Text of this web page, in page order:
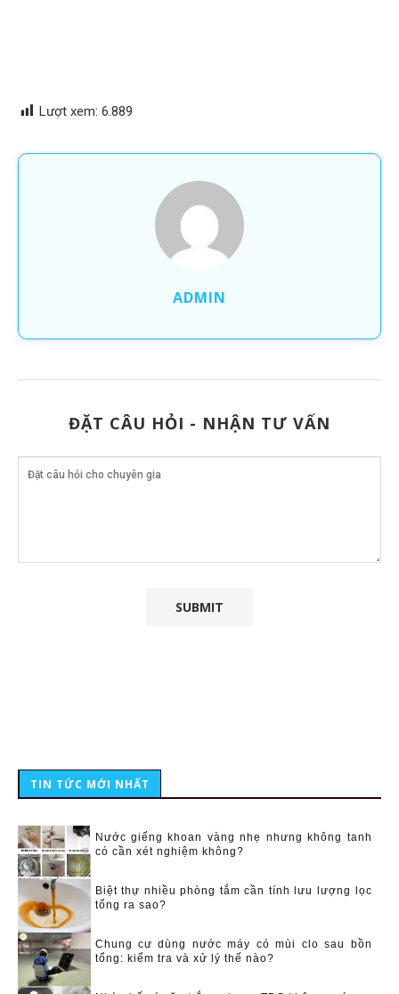
Lượt xem: 6.889
ADMIN
ĐẶT CÂU HỎI - NHẬN TƯ VẤN
TIN TỨC MỚI NHẤT
Nước giếng khoan vàng nhẹ nhưng không tanh
có cần xét nghiệm không?
Biệt thự nhiều phòng tắm cần tính lưu lượng lọc
tổng ra sao?
Chung cư dùng nước máy có mùi clo sau bồn
tổng: kiểm tra và xử lý thế nào?